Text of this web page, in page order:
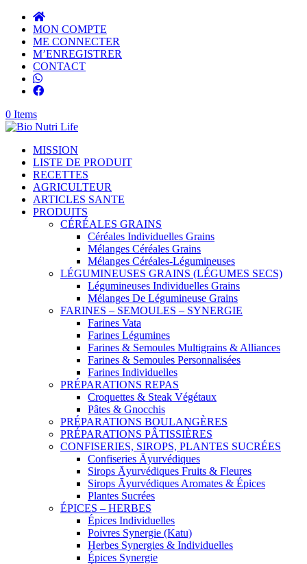
MON COMPTE
ME CONNECTER
M’ENREGISTRER
CONTACT
0 Items
MISSION
LISTE DE PRODUIT
RECETTES
AGRICULTEUR
ARTICLES SANTE
PRODUITS
CÉRÉALES GRAINS
Céréales Individuelles Grains
Mélanges Céréales Grains
Mélanges Céréales-Légumineuses
LÉGUMINEUSES GRAINS (LÉGUMES SECS)
Légumineuses Individuelles Grains
Mélanges De Légumineuse Grains
FARINES – SEMOULES – SYNERGIE
Farines Vata
Farines Légumines
Farines & Semoules Multigrains & Alliances
Farines & Semoules Personnalisées
Farines Individuelles
PRÉPARATIONS REPAS
Croquettes & Steak Végétaux
Pâtes & Gnocchis
PRÉPARATIONS BOULANGÈRES
PRÉPARATIONS PÂTISSIÈRES
CONFISERIES, SIROPS, PLANTES SUCRÉES
Confiseries Āyurvédiques
Sirops Āyurvédiques Fruits & Fleures
Sirops Āyurvédiques Aromates & Épices
Plantes Sucrées
ÉPICES – HERBES
Épices Individuelles
Poivres Synergie (Katu)
Herbes Synergies & Individuelles
Épices Synergie